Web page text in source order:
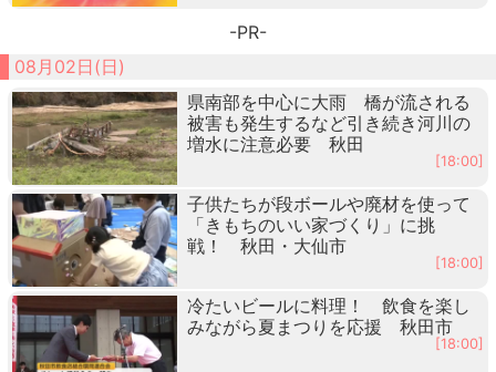
-PR-
08月02日(日)
県南部を中心に大雨 橋が流される
被害も発生するなど引き続き河川の
増水に注意必要 秋田
[18:00]
子供たちが段ボールや廃材を使って
「きもちのいい家づくり」に挑
戦！ 秋田・大仙市
[18:00]
冷たいビールに料理！ 飲食を楽し
みながら夏まつりを応援 秋田市
[18:00]